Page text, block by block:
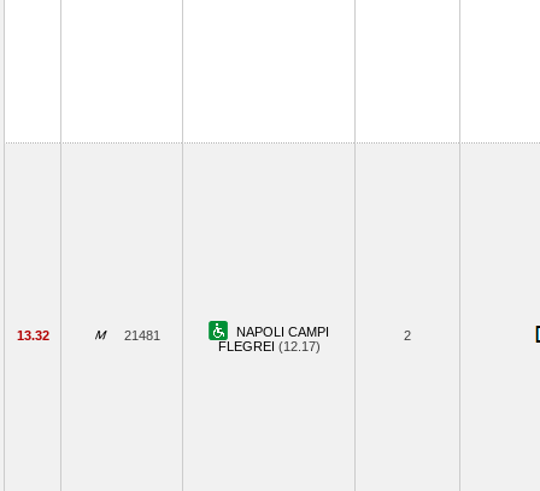
13.32 21481
NAPOLI CAMPI
FLEGREI (12.17)
2